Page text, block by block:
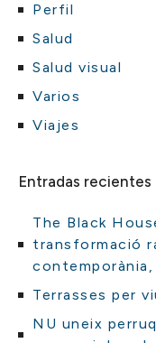
Perfil
Salud
Salud visual
Varios
Viajes
Entradas recientes
The Black
transformació
Terrasses per
NU uneix